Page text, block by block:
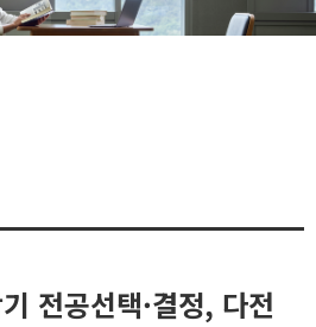
전공선택·결정, 다전